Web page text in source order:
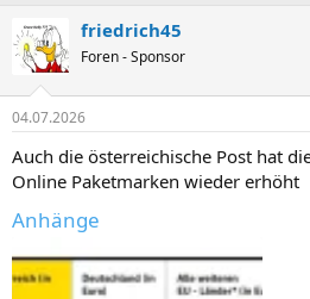
friedrich45
Foren - Sponsor
04.07.2026
Auch die österreichische Post hat
Online Paketmarken wieder erhöht
Anhänge